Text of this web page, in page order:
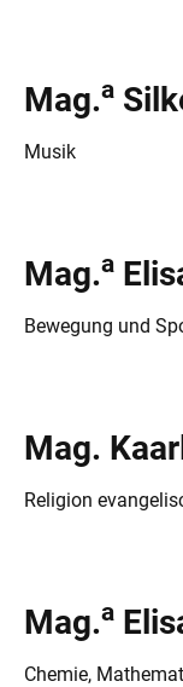
Mag.a
Musik
Mag.a
Bewegung und
Mag.
Religion
Mag.a
Chemie,